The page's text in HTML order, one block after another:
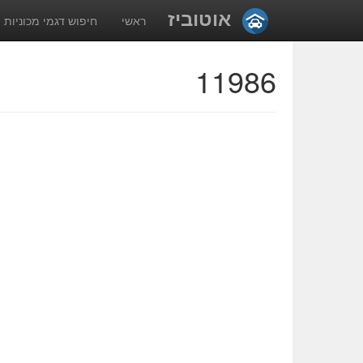
אוטוביז ראשי חיפוש דגמי מכוניות
11986